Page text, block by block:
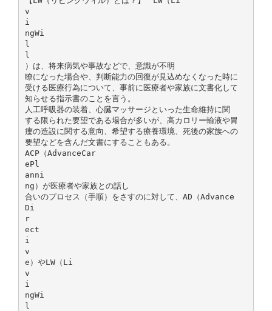
v
i
ngWi
l
l
）は、将来病気や事故などで、意識が不明
瞭になった場合や、判断能力の回復が見込めなくなった時に
受ける医療行為について、事前に医療者や家族に文書化して
知らせる指示書のことを言う。
人工呼吸器の装着、心臓マッサージといった生命維持に関
する限られた要望である場合が多いが、高カロリー輸液や胃
瘻の造設に関する意向、希望する療養環境、死後の家族への
要望などを含んだ文書にすることもある。
ACP（AdvanceCar
ePl
anni
ng）が医療者や家族との話し
合いのプロセス（手順）をさすのに対して、AD（Advance
Di
r
ect
i
v
e）やLW（Li
v
i
ngWi
l